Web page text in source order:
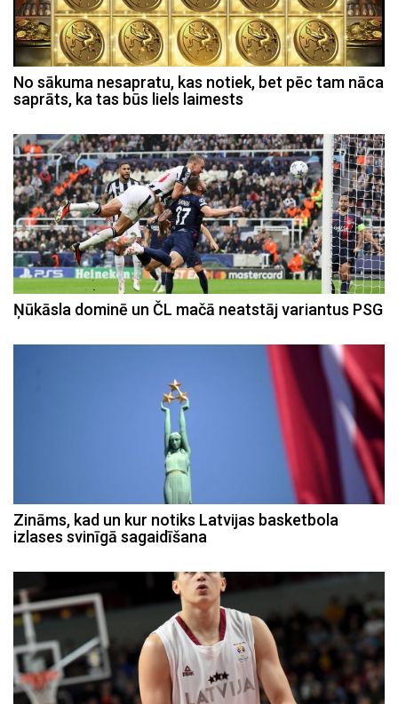
No sākuma nesapratu, kas notiek, bet pēc tam nāca
saprāts, ka tas būs liels laimests
Ņūkāsla dominē un ČL mačā neatstāj variantus PSG
Zināms, kad un kur notiks Latvijas basketbola
izlases svinīgā sagaidīšana